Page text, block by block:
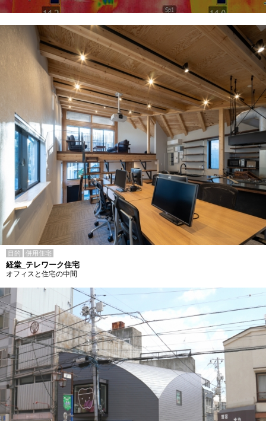
目的 併用住宅
経堂_テレワーク住宅
オフィスと住宅の中間